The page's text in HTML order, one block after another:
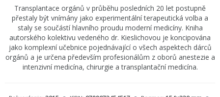
Transplantace orgánů v průběhu posledních 20 let postupně
přestaly být vnímány jako experimentální terapeutická volba a
staly se součástí hlavního proudu moderní medicíny. Kniha
autorského kolektivu vedeného dr. Kieslichovou je koncipována
jako komplexní učebnice pojednávající o všech aspektech dárců
orgánů a je určena především profesionálům z oborů anestezie a
intenzivní medicína, chirurgie a transplantační medicína.